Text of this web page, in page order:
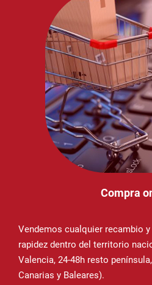
Compra
Vendemos cualquier recambio
rapidez dentro del territorio
Valencia, 24-48h resto
Canarias y Baleares).